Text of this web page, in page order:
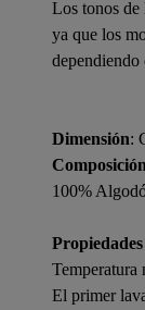
Los tonos de
ya que los
dependiendo
Dimensión:
100%
Temperatura
El primer